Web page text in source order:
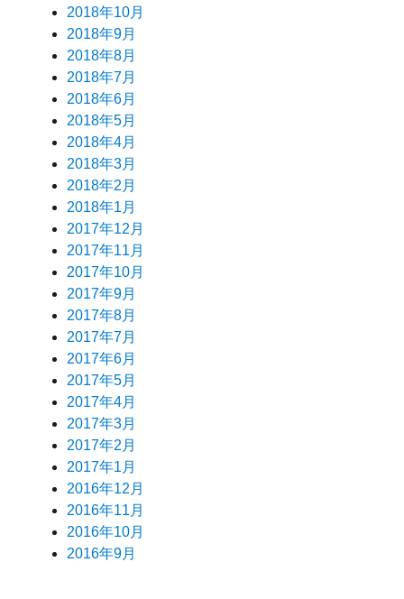
2018年10月
2018年9月
2018年8月
2018年7月
2018年6月
2018年5月
2018年4月
2018年3月
2018年2月
2018年1月
2017年12月
2017年11月
2017年10月
2017年9月
2017年8月
2017年7月
2017年6月
2017年5月
2017年4月
2017年3月
2017年2月
2017年1月
2016年12月
2016年11月
2016年10月
2016年9月